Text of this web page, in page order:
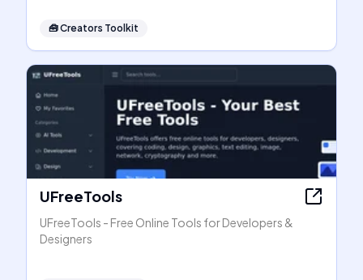
🧰Creators Toolkit
UFreeTools
UFreeTools - Free Online Tools for Developers &
Designers